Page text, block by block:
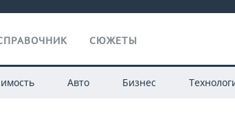
СЮЖЕТЫ
Авто Бизнес